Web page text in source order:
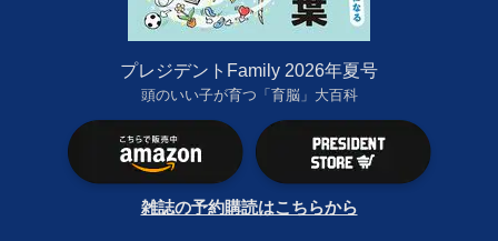
プレジデントFamily 2026年夏号
頭のいい子が育つ「育脳」大百科
雑誌の予約購読はこちらから